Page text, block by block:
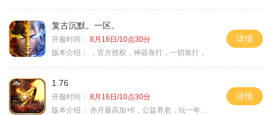
复古沉默。一区。
开服时间： 8月16日/10点30分
版本介绍：
，官方授权，神器靠打，一切靠打，
详情
1.76
开服时间： 8月16日/10点30分
版本介绍： 赤月最高加+6，公益养老，玩一年不腻，屠龙
详情